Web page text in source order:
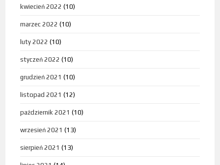
kwiecień 2022 (10)
marzec 2022 (10)
luty 2022 (10)
styczeń 2022 (10)
grudzień 2021 (10)
listopad 2021 (12)
październik 2021 (10)
wrzesień 2021 (13)
sierpień 2021 (13)